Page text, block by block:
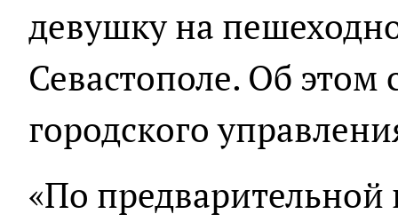
девушку на
Севастополе. Об этом
городского
«По